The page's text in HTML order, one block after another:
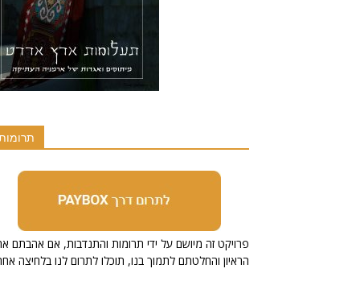
הראיון והחלטתם לתמוך בנו, תוכלו לתרום לנו בלחיצה